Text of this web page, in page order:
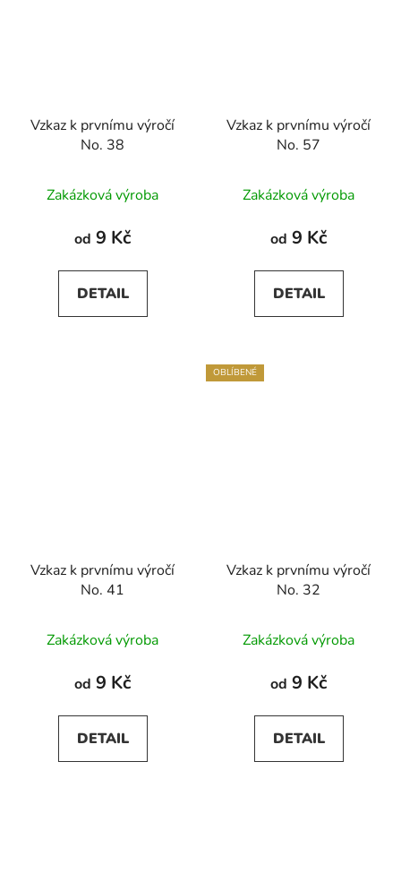
Vzkaz k prvnímu výročí
No. 38
Zakázková výroba
od 9 Kč
DETAIL
Vzkaz k prvnímu výročí
No. 57
Zakázková výroba
od 9 Kč
DETAIL
Vzkaz k prvnímu výročí
No. 41
Zakázková výroba
od 9 Kč
DETAIL
OBLÍBENÉ
Vzkaz k prvnímu výročí
No. 32
Zakázková výroba
od 9 Kč
DETAIL